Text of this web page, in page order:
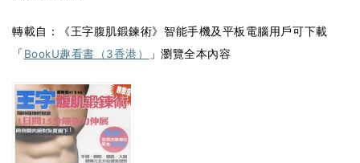
轉載自：《王字腹肌鍛鍊術》智能手機及平板電腦用戶可下載
「 BookU趣看書（3香港） 」瀏覽全本內容